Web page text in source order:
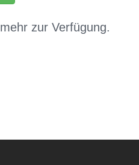
zur Verfügung.